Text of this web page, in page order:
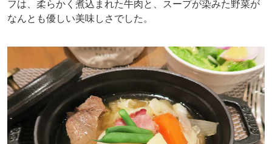
フは、柔らかく煮込まれた牛肉と、スープが染みた野菜が
なんとも優しい美味しさでした。